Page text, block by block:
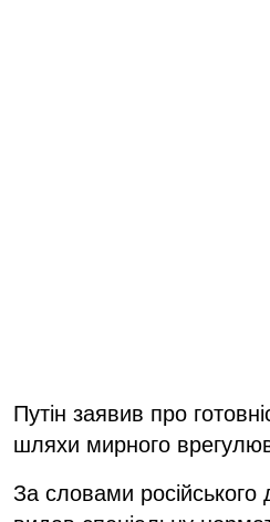
Путін заявив про
шляхи мирного
За словами російського